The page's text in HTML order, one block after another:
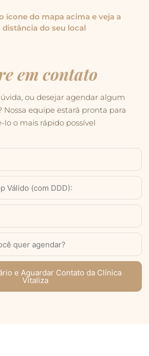
ícone do mapa acima e veja a
distância do seu local
em contato
ou desejar agendar algum
equipe estará pronta para
lo o mais rápido possível
e Aguardar Contato da Clínica
Vitaliza